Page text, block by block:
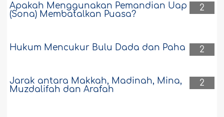
2
Apakah Menggunakan Pemandian Uap
(Sona) Membatalkan Puasa?
2
Hukum Mencukur Bulu Dada dan Paha
2
Jarak antara Makkah, Madinah, Mina,
Muzdalifah dan Arafah